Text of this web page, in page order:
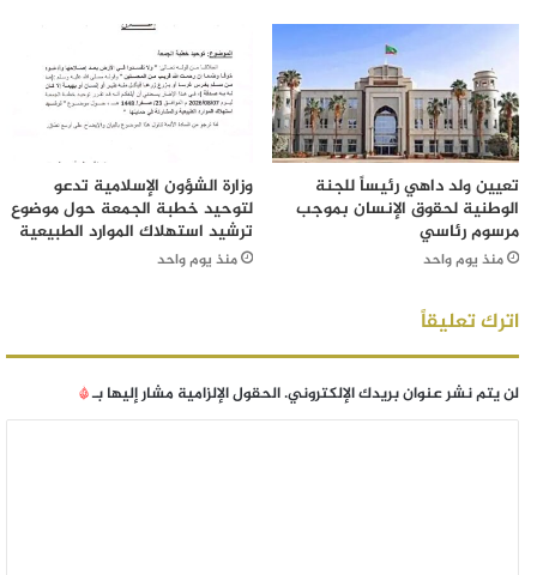
تعيين ولد داهي رئيساً للجنة
الوطنية لحقوق الإنسان بموجب
مرسوم رئاسي
منذ يوم واحد
وزارة الشؤون الإسلامية تدعو
لتوحيد خطبة الجمعة حول موضوع
ترشيد استهلاك الموارد الطبيعية
منذ يوم واحد
اترك تعليقاً
لن يتم نشر عنوان بريدك الإلكتروني.الحقول الإلزامية مشار إليها بـ*